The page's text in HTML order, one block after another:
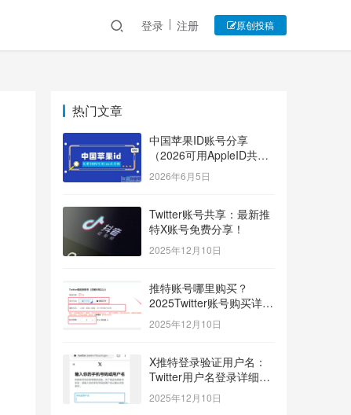
登录 注册 原创投稿
热门文章
中国苹果ID账号分享
（2026可用AppleID共享
账号）
2026年6月5日
Twitter账号共享：最新推
特X账号免费分享！
2025年12月10日
推特账号哪里购买？
2025Twitter账号购买详细
指南！
2025年12月10日
X推特登录验证用户名：
Twitter用户名登录详细指
南！
2025年12月10日